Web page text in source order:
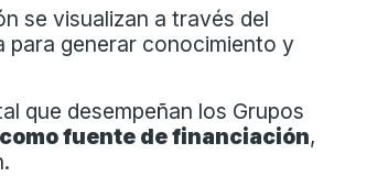
se visualizan a través del
para generar conocimiento y
que desempeñan los Grupos
como fuente de financiación,